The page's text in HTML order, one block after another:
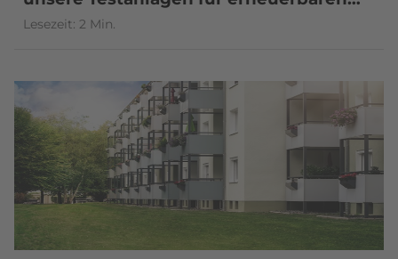
Dimethylether
Lesezeit: 2 Min.